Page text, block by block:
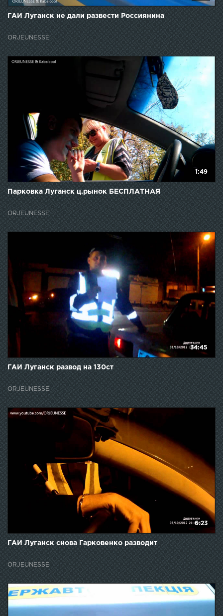
ГАИ Луганск не дали развести Россиянина
ORJEUNESSE
1:49
Парковка Луганск ц.рынок БЕСПЛАТНАЯ
ORJEUNESSE
34:45
ГАИ Луганск развод на 130ст
ORJEUNESSE
6:23
ГАИ Луганск снова Гарковенко разводит
ORJEUNESSE